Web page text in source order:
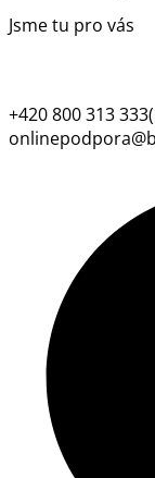
Jsme tu pro vás
+420 800 313 333